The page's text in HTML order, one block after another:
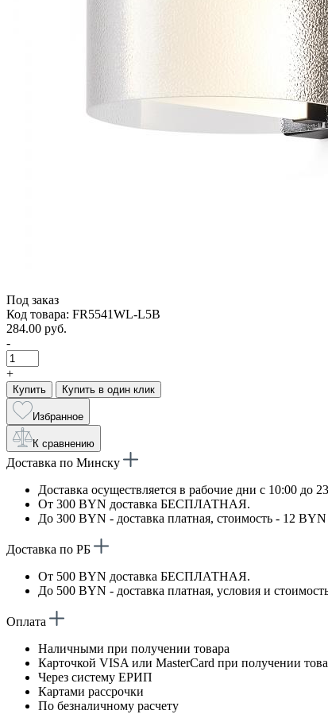
Под заказ
Код товара: FR5541WL-L5B
284.00 руб.
-
+
Купить Купить в один клик
Избранное
К сравнению
Доставка по Минску
Доставка осуществляется в рабочие дни с 10:00 до
От 300 BYN доставка БЕСПЛАТНАЯ.
До 300 BYN - доставка платная, стоимость - 12 BYN
Доставка по РБ
От 500 BYN доставка БЕСПЛАТНАЯ.
До 500 BYN - доставка платная, условия и
Оплата
Наличными при получении товара
Карточкой VISA или MasterCard при получении
Через систему ЕРИП
Картами рассрочки
По безналичному расчету